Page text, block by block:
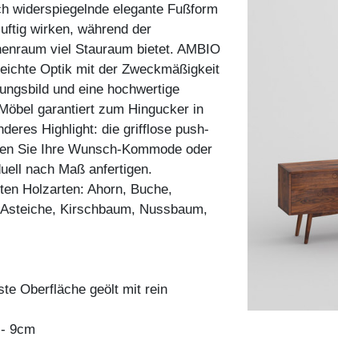
widerspiegelnde elegante Fußform
wirken, während der
viel Stauraum bietet. AMBIO
Optik mit der Zweckmäßigkeit
und eine hochwertige
garantiert zum Hingucker in
Highlight: die grifflose push-
Sie Ihre Wunsch-Kommode oder
nach Maß anfertigen.
Holzarten: Ahorn, Buche,
Kirschbaum, Nussbaum,
Oberfläche geölt mit rein
9cm